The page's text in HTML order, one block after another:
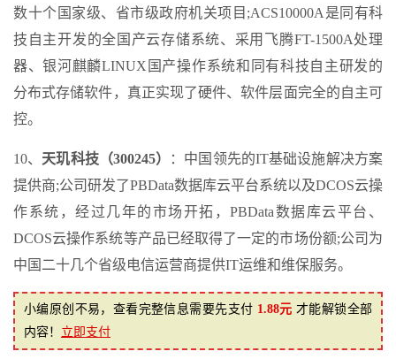
数十个国家级、省市级政府机关项目;ACS10000A是同有科
技自主开发的全国产云存储系统、采用飞腾FT-1500A处理
器、银河麒麟LINUX国产操作系统和同有科技自主研发的
分布式存储软件，真正实现了硬件、软件层面完全的自主可
控。
10、 天玑科技（300245）
：中国领先的IT基础设施解决方案
提供商;公司研发了PBData数据库云平台系统以及DCOS云操
作系统，经过几年的市场开拓，PBData数据库云平台、
DCOS云操作系统等产品已经取得了一定的市场份额;公司为
中国二十几个省级电信运营商提供IT运维和维保服务。
小编原创不易，查看完整信息需要先支付 1.88元 才能解锁全部
内容！ 立即支付